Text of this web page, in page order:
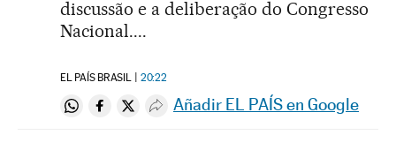
discussão e a deliberação do Congresso
Nacional....
EL PAÍS BRASIL 20:22
Compartir en Whatsapp
Compartir en Facebook
Compartir en Twitter
Desplegar Redes Sociales
Añadir EL PAÍS en Google